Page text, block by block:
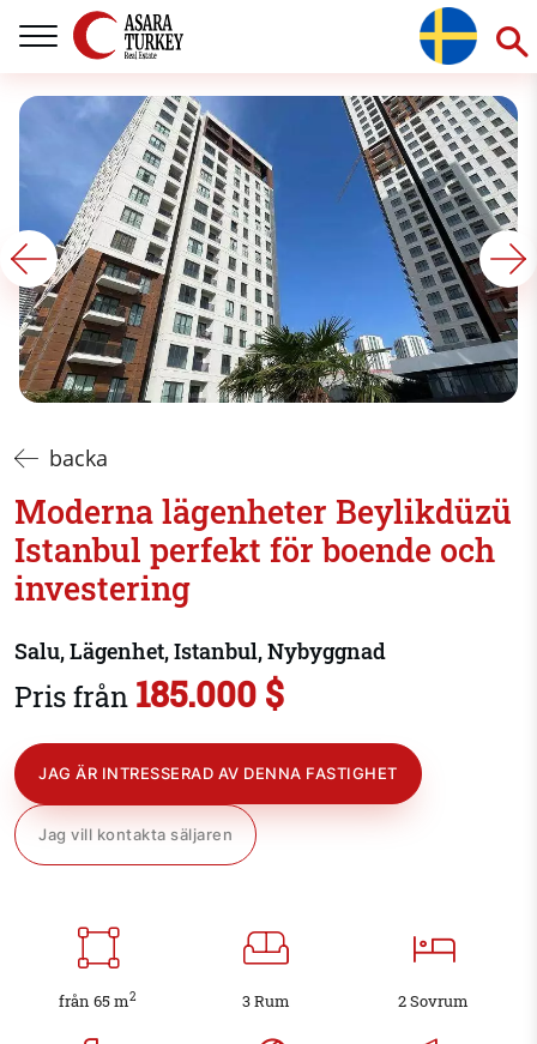
backa
Moderna lägenheter Beylikdüzü
Istanbul perfekt för boende och
investering
Salu, Lägenhet, Istanbul, Nybyggnad
Pris från 185.000 $
JAG ÄR INTRESSERAD AV DENNA FASTIGHET
Jag vill kontakta säljaren
från 65 m2 3 Rum 2 Sovrum